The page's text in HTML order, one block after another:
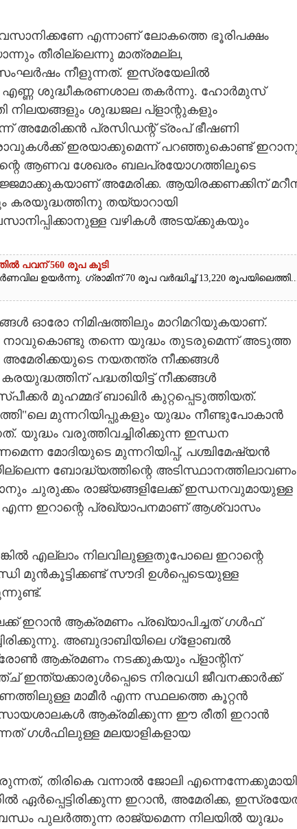
എന്നാണ് ലോകത്തെ ഭൂരിപക്ഷം
തീരില്ലെന്നു മാത്രമല്ല,​
സംഘർഷം നീളുന്നത്. ഇസ്രയേലിൽ
ശുദ്ധീകരണശാല തകർന്നു. ഹോർമുസ്
നിലയങ്ങളും ശുദ്ധജല പ്ളാന്റുകളും
അമേരിക്കൻ പ്രസിഡന്റ് ട്രംപ് ഭീഷണി
ഇരയാക്കുമെന്ന് പറഞ്ഞുകൊണ്ട്
ആണവ ശേഖരം ബലപ്രയോഗത്തിലൂടെ
അമേരിക്ക. ആയിരക്കണക്കിന്
കരയുദ്ധത്തിനു തയ്യാറായി
വഴികൾ അടയ്ക്കുകയും
പവന് 560 രൂപ കൂടി
ഉയർന്നു. ഗ്രാമിന് 70 രൂപ വർദ്ധിച്ച് 13,220
ഓരോ നിമിഷത്തിലും മാറിമറിയുകയാണ്.
നാവുകൊണ്ടു തന്നെ യുദ്ധം തുടരുമെന്ന് അടുത്ത
അമേരിക്കയുടെ നയതന്ത്ര നീക്കങ്ങൾ
പദ്ധതിയിട്ട് നീക്കങ്ങൾ
മുഹമ്മദ് ബാഖിർ കുറ്റപ്പെടുത്തിയത്.
മുന്നറിയിപ്പുകളും യുദ്ധം നീണ്ടുപോകാൻ
വരുത്തിവച്ചിരിക്കുന്ന ഇന്ധന
മോദിയുടെ മുന്നറിയിപ്പ്,​ പശ്ചിമേഷ്യൻ
ബോദ്ധ്യത്തിന്റെ
ചുരുക്കം രാജ്യങ്ങളിലേക്ക് ഇന്ധനവുമായുള്ള
ഇറാന്റെ പ്രഖ്യാപനമാണ് ആശ്വാസം
എല്ലാം നിലവിലുള്ളതുപോലെ ഇറാന്റെ
മുൻകൂട്ടിക്കണ്ട് സൗദി ഉൾപ്പെടെയുള്ള
ഇറാൻ ആക്രമണം പ്രഖ്യാപിച്ചത് ഗൾഫ്
അബുദാബിയിലെ ഗ്ളോബൽ
ആക്രമണം നടക്കുകയും പ്ളാന്റിന്
നിരവധി ജീവനക്കാർക്ക്
മാമീർ എന്ന സ്ഥലത്തെ കൂറ്റൻ
ആക്രമിക്കുന്ന ഈ രീതി ഇറാൻ
ഗൾഫിലുള്ള മലയാളികളായ
തിരികെ വന്നാൽ ജോലി എന്നെന്നേക്കുമായി
ഏർപ്പെട്ടിരിക്കുന്ന ഇറാൻ,​ അമേരിക്ക,​
പുലർത്തുന്ന രാജ്യമെന്ന നിലയിൽ യുദ്ധം
Share this link